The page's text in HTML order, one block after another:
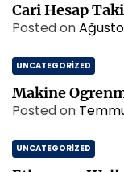
Cari Hesap
Posted on
UNCATEGORIZED
Makine
Posted on
UNCATEGORIZED